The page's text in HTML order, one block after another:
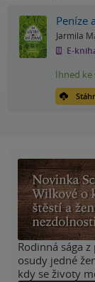
Peníze
Jarmila
E-
Ihned ke
Rodinná sága
osudy jedné
kdy se životy